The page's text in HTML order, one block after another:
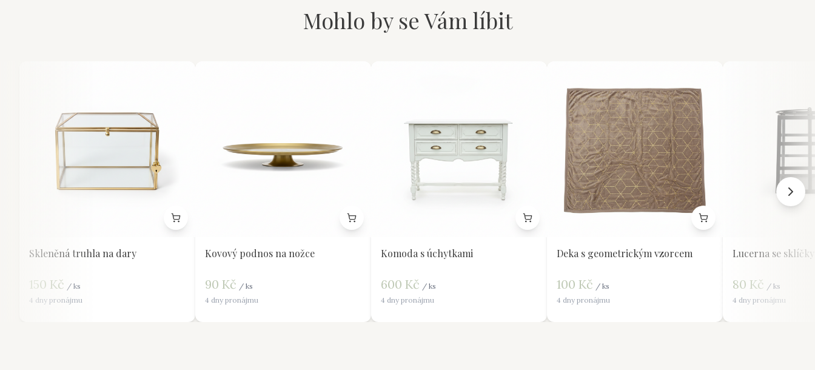
Mohlo by se Vám líbit
Skleněná truhla na dary
150 Kč / ks
4 dny pronájmu
Kovový podnos na nožce
90 Kč / ks
4 dny pronájmu
Komoda s úchytkami
600 Kč / ks
4 dny pronájmu
Deka s geometrickým vzorcem
100 Kč / ks
4 dny pronájmu
Lucerna se sklíčky
80 Kč / ks
4 dny pronájmu